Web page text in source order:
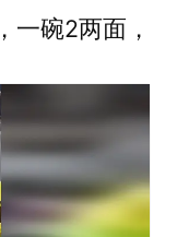
一碗2两面，